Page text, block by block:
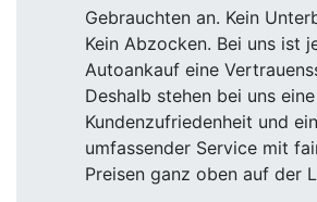
Gebrauchten an. Kein
Kein Abzocken. Bei uns ist
Autoankauf eine
Deshalb stehen bei uns
Kundenzufriedenheit und ein
umfassender Service mit
Preisen ganz oben auf der